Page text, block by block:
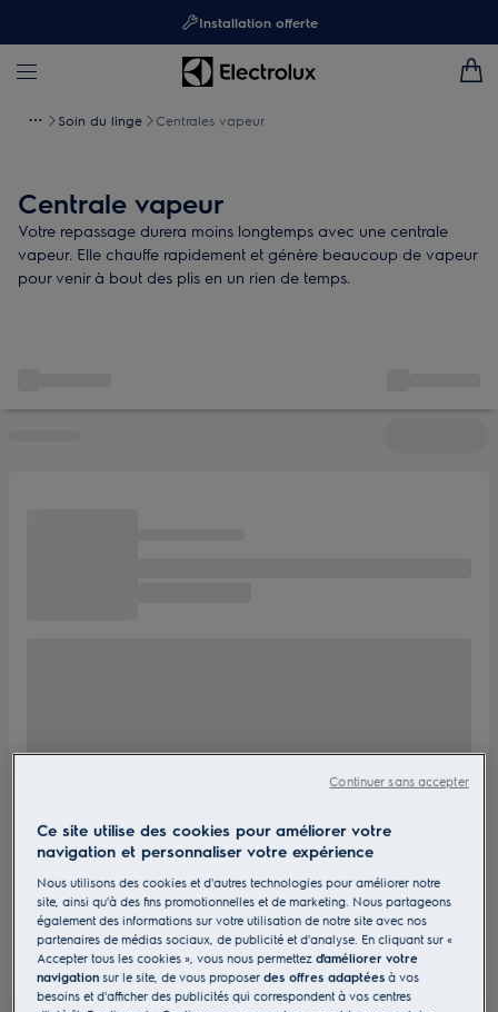
Installation offerte
Soin du linge Centrales vapeur
Centrale vapeur
Votre repassage durera moins longtemps avec une centrale
vapeur. Elle chauffe rapidement et génère beaucoup de vapeur
pour venir à bout des plis en un rien de temps.
Ce site utilise des cookies pour améliorer votre
navigation et personnaliser votre expérience
Nous utilisons des cookies et d'autres technologies pour améliorer notre
site, ainsi qu'à des fins promotionnelles et de marketing. Nous partageons
également des informations sur votre utilisation de notre site avec nos
partenaires de médias sociaux, de publicité et d'analyse. En cliquant sur «
Accepter tous les cookies », vous nous permettezd'améliorer votre
navigation sur le site, de vous proposerdes offres adaptées à vos
besoins et d'afficher des publicités qui correspondent à vos centres
Continuer sans accepter